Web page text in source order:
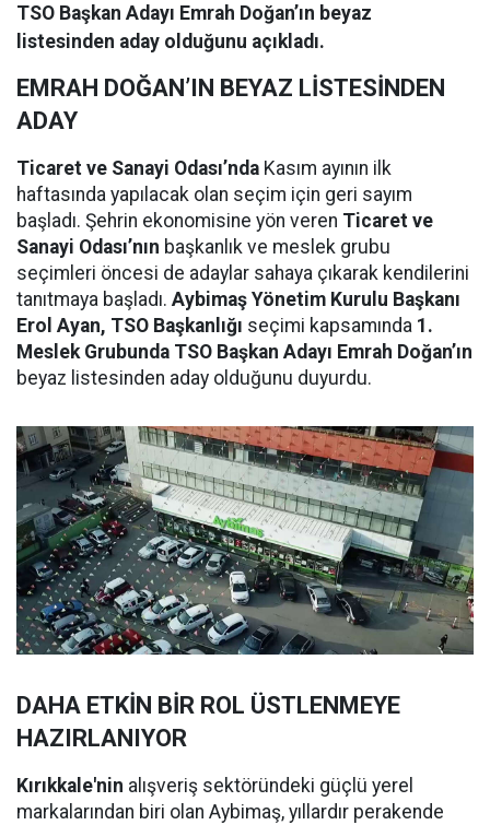
TSO Başkan Adayı Emrah Doğan’ın beyaz
listesinden aday olduğunu açıkladı.
EMRAH DOĞAN’IN BEYAZ LİSTESİNDEN
ADAY
Ticaret ve Sanayi Odası’nda Kasım ayının ilk
haftasında yapılacak olan seçim için geri sayım
başladı. Şehrin ekonomisine yön veren Ticaret ve
Sanayi Odası’nın başkanlık ve meslek grubu
seçimleri öncesi de adaylar sahaya çıkarak kendilerini
tanıtmaya başladı. Aybimaş Yönetim Kurulu Başkanı
Erol Ayan, TSO Başkanlığı seçimi kapsamında 1.
Meslek Grubunda TSO Başkan Adayı Emrah Doğan’ın
beyaz listesinden aday olduğunu duyurdu.
DAHA ETKİN BİR ROL ÜSTLENMEYE
HAZIRLANIYOR
Kırıkkale'nin alışveriş sektöründeki güçlü yerel
markalarından biri olan Aybimaş, yıllardır perakende